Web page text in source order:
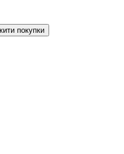
покупки